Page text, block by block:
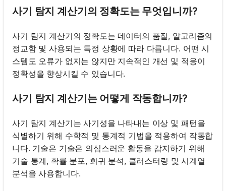
사기 탐지 계산기의 정확도는 무엇입니까?
사기 탐지 계산기의 정확도는 데이터의 품질, 알고리즘의
정교함 및 사용되는 특정 상황에 따라 다릅니다. 어떤 시
스템도 오류가 없지는 않지만 지속적인 개선 및 적응이
정확성을 향상시킬 수 있습니다.
사기 탐지 계산기는 어떻게 작동합니까?
사기 탐지 계산기는 사기성을 나타내는 이상 및 패턴을
식별하기 위해 수학적 및 통계적 기법을 적용하여 작동합
니다. 기술은 기술은 의심스러운 활동을 감지하기 위해
기술 통계, 확률 분포, 회귀 분석, 클러스터링 및 시계열
분석을 사용합니다.